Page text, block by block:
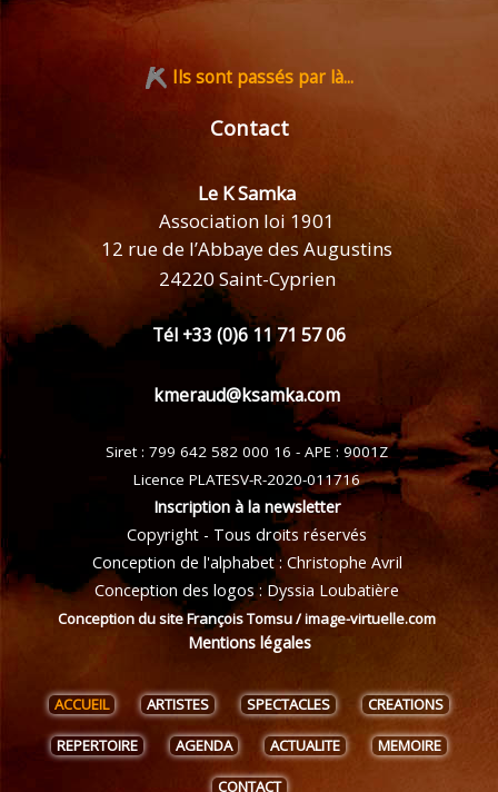
Ils sont passés par là...
Contact
Le K Samka
Association loi 1901
12 rue de l’Abbaye des Augustins
24220 Saint-Cyprien
Tél +33 (0)6 11 71 57 06
kmeraud@ksamka.com
Siret : 799 642 582 000 16 - APE : 9001Z
Licence PLATESV-R-2020-011716
Inscription à la newsletter
Copyright - Tous droits réservés
Conception de l'alphabet : Christophe Avril
Conception des logos : Dyssia Loubatière
Conception du site François Tomsu / image-virtuelle.com
Mentions légales
ACCUEIL ARTISTES SPECTACLES CREATIONS
REPERTOIRE AGENDA ACTUALITE MEMOIRE
CONTACT